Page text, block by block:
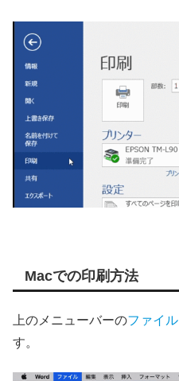
Macでの印刷方法
上のメニューバーのファイル
す。